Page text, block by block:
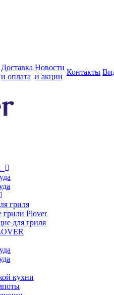
Доставка
и оплата
Новости
и акции
Контакты
гриля
грили Plover
для гриля
кухни